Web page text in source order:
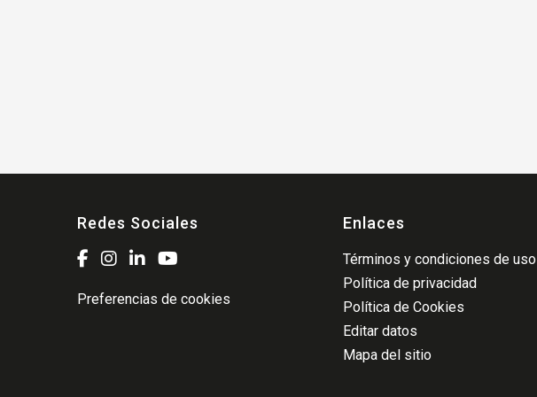
Redes Sociales
Preferencias de cookies
Enlaces
Términos y condiciones de uso
Política de privacidad
Política de Cookies
Editar datos
Mapa del sitio